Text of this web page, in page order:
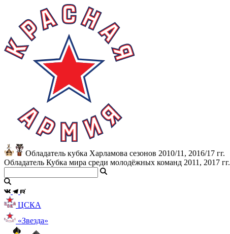
Обладатель кубка Харламова сезонов 2010/11, 2016/17 гг.
Обладатель Кубка мира среди молодёжных команд 2011, 2017 гг.
ЦСКА
«Звезда»